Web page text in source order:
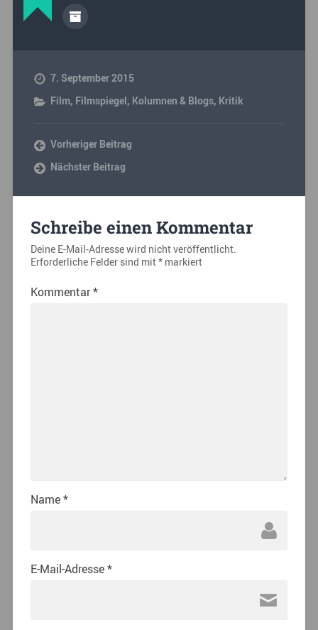
7. September 2015
Film, Filmspiegel, Kolumnen & Blogs, Kritik
Vorheriger Beitrag
Nächster Beitrag
Schreibe einen Kommentar
Deine E-Mail-Adresse wird nicht veröffentlicht.
Erforderliche Felder sind mit*markiert
Kommentar*
Name*
E-Mail-Adresse*